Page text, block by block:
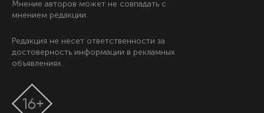
Мнение авторов может не совпадать с
мнением редакции.
Редакция не несет ответственности за
достоверность информации в рекламных
объявлениях.
16+